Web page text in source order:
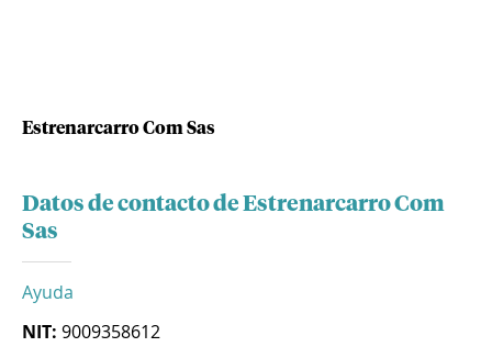
Estrenarcarro Com Sas
Datos de contacto de Estrenarcarro Com
Sas
Ayuda
NIT: 9009358612